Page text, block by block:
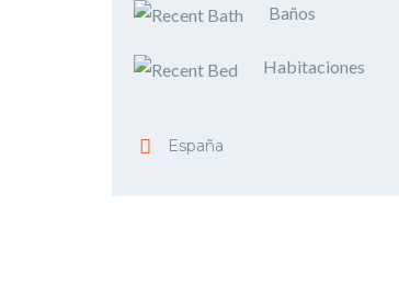
Baños
Habitaciones
España